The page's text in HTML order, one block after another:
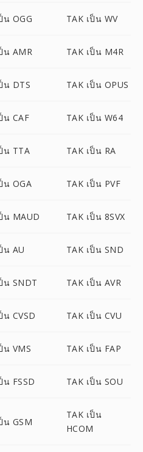
น OGG TAK เป็น WV
น AMR TAK เป็น M4R
น DTS TAK เป็น OPUS
น CAF TAK เป็น W64
น TTA TAK เป็น RA
น OGA TAK เป็น PVF
น MAUD TAK เป็น 8SVX
น AU TAK เป็น SND
น SNDT TAK เป็น AVR
น CVSD TAK เป็น CVU
น VMS TAK เป็น FAP
น FSSD TAK เป็น SOU
น GSM
TAK เป็น
HCOM